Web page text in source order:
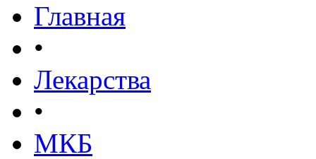
Главная
•
Лекарства
•
МКБ